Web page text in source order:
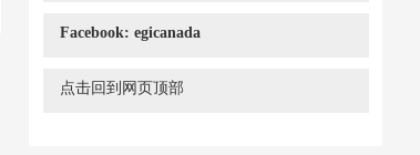
Facebook: egicanada
点击回到网页顶部